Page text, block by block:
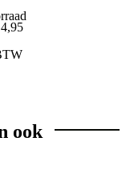
4,95
ook